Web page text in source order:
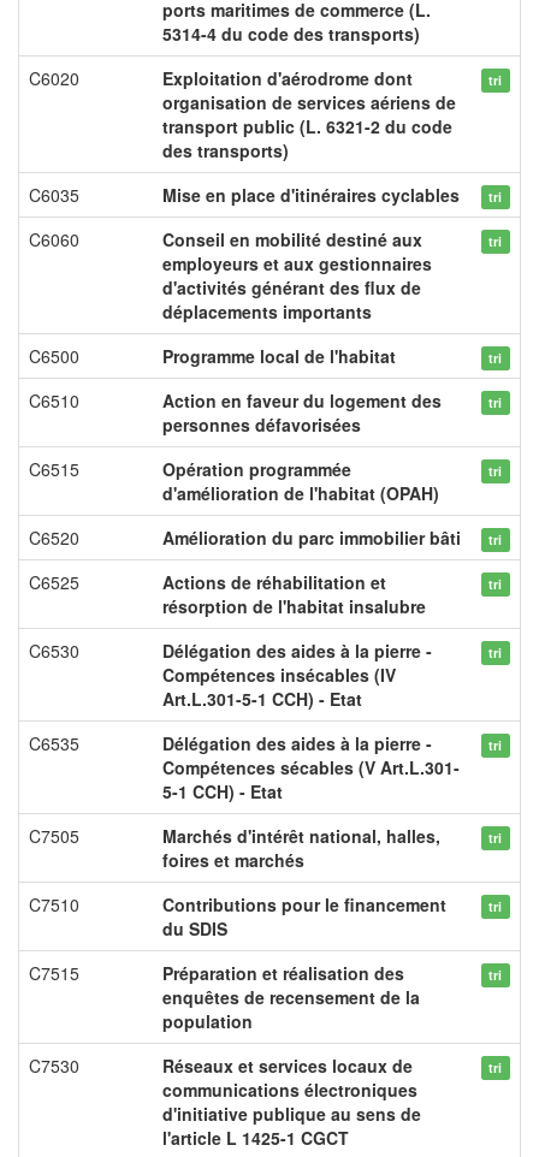
ports maritimes de commerce (L.
5314-4 du code des transports)
C6020
Exploitation d'aérodrome dont
organisation de services aériens de
transport public (L. 6321-2 du code
des transports)
tri
C6035 Mise en place d'itinéraires cyclables tri
C6060
Conseil en mobilité destiné aux
employeurs et aux gestionnaires
d'activités générant des flux de
déplacements importants
tri
C6500 Programme local de l'habitat tri
C6510
Action en faveur du logement des
personnes défavorisées
tri
C6515
Opération programmée
d'amélioration de l'habitat (OPAH)
tri
C6520 Amélioration du parc immobilier bâti tri
C6525
Actions de réhabilitation et
résorption de l'habitat insalubre
tri
C6530
Délégation des aides à la pierre -
Compétences insécables (IV
Art.L.301-5-1 CCH) - Etat
tri
C6535
Délégation des aides à la pierre -
Compétences sécables (V Art.L.301-
5-1 CCH) - Etat
tri
C7505
Marchés d'intérêt national, halles,
foires et marchés
tri
C7510
Contributions pour le financement
du SDIS
tri
C7515
Préparation et réalisation des
enquêtes de recensement de la
population
tri
C7530
Réseaux et services locaux de
communications électroniques
d'initiative publique au sens de
l'article L 1425-1 CGCT
tri